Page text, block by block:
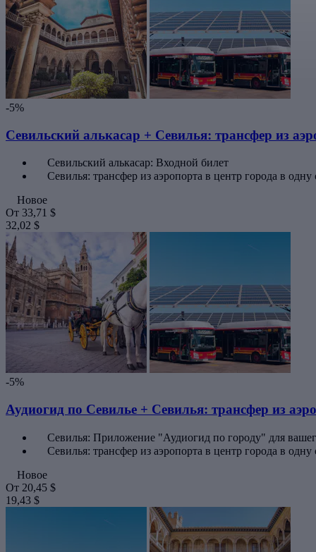
-5%
Севильский алькасар + Севилья: трансфер из
Севильский алькасар: Входной билет
Севилья: трансфер из аэропорта в центр города в одну
Новое
От 33,71 $
32,02 $
-5%
Аудиогид по Севилье + Севилья: трансфер из
Севилья: Приложение "Аудиогид по городу" для
Севилья: трансфер из аэропорта в центр города в одну
Новое
От 20,45 $
19,43 $